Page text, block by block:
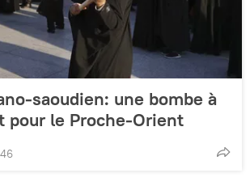
saoudien: une bombe à
pour le Proche-Orient